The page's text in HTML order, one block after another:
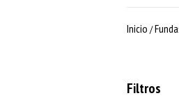
Inicio /
Filtros